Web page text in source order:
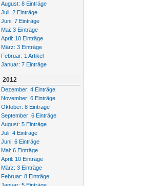
August: 8 Einträge
Juli: 2 Einträge
Juni: 7 Einträge
Mai: 3 Einträge
April: 10 Einträge
März: 3 Einträge
Februar: 1 Artikel
Januar: 7 Einträge
2012
Dezember: 4 Einträge
November: 6 Einträge
Oktober: 8 Einträge
September: 6 Einträge
August: 5 Einträge
Juli: 4 Einträge
Juni: 6 Einträge
Mai: 6 Einträge
April: 10 Einträge
März: 3 Einträge
Februar: 8 Einträge